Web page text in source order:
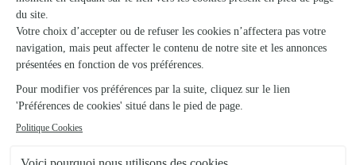
★★
4.4 (17)
9, rue Roger-Salengro
Voir la boutique